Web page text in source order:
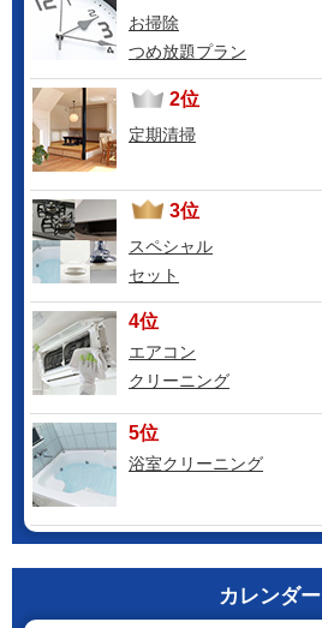
お掃除
つめ放題プラン
2位
定期清掃
3位
スペシャル
セット
4位
エアコン
クリーニング
5位
浴室クリーニング
カレンダー